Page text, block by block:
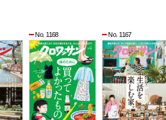
No. 1168 No. 1167